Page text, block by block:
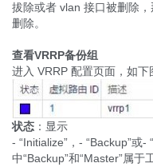
拔除或者 vlan 接口被删除
删除。
查看VRRP备份组
进入 VRRP 配置页面，如下
状态 ：显示
- “Initialize”，- “Backup”或
中“Backup”和“Master”属于